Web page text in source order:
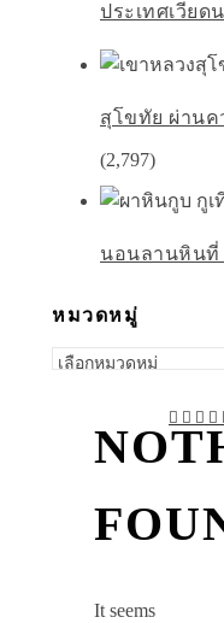
ประเทศเวียด
สุโขทัย ผ่านค
(2,797)
นอนลานหินที่
หมวดหมู่
หมวด
It seems